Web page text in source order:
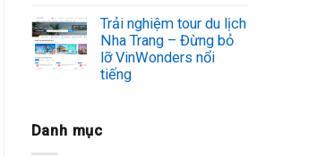
Trải nghiệm tour du lịch
Nha Trang – Đừng bỏ
lỡ VinWonders nổi
tiếng
Danh mục